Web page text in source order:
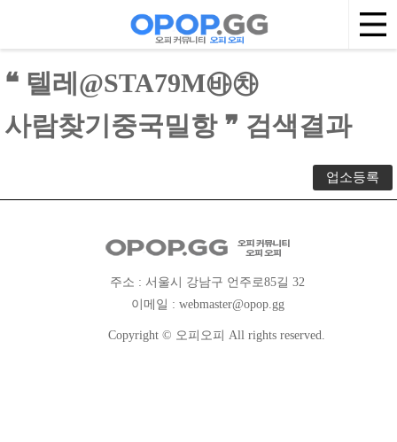
❝ 텔레@STA79M㉳㉷
사람찾기중국밀항 ❞ 검색결과
업소등록
주소 : 서울시 강남구 언주로85길 32
이메일 : webmaster@opop.gg
Copyright © 오피오피 All rights reserved.